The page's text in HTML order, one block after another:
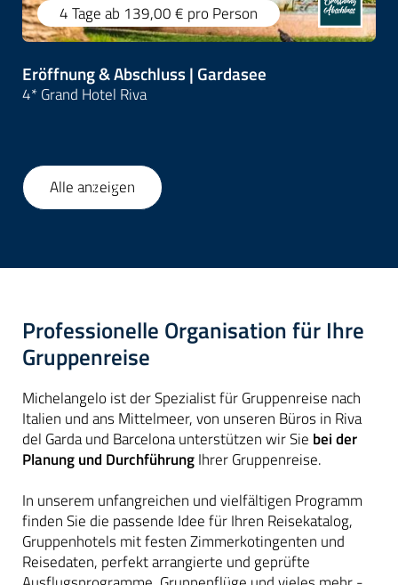
4 Tageab 139,00 € pro Person
Eröffnung & Abschluss | Gardasee
4* Grand Hotel Riva
1 58
Alle anzeigen
Professionelle Organisation für Ihre
Gruppenreise
Michelangelo ist der Spezialist für Gruppenreise nach
Italien und ans Mittelmeer, von unseren Büros in Riva
del Garda und Barcelona unterstützen wir Sie bei der
Planung und DurchführungIhrer Gruppenreise.
In unserem unfangreichen und vielfältigen Programm
finden Sie die passende Idee für Ihren Reisekatalog,
Gruppenhotels mit festen Zimmerkotingenten und
Reisedaten, perfekt arrangierte und geprüfte